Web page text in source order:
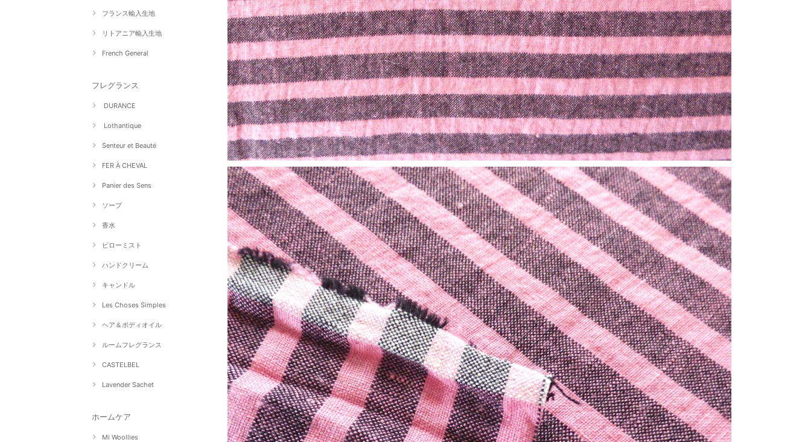
フランス輸入生地
リトアニア輸入生地
French General
フレグランス
DURANCE
Lothantique
Senteur et Beauté
FER À CHEVAL
Panier des Sens
ソープ
香水
ピローミスト
ハンドクリーム
キャンドル
Les Choses Simples
ヘア＆ボディオイル
ルームフレグランス
CASTELBEL
Lavender Sachet
ホームケア
Mi Woollies